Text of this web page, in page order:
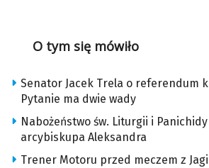
O tym się mówiło
Senator Jacek Trela o referendum
Pytanie ma dwie wady
Nabożeństwo św. Liturgii i
arcybiskupa Aleksandra
Trener Motoru przed meczem z